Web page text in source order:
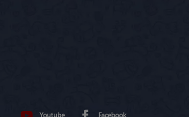
Youtube Facebook